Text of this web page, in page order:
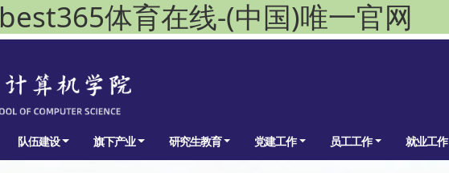
best365体育在线-(中国)唯一官网
队伍建设 旗下产业 研究生教育 党建工作 员工工作 就业工作